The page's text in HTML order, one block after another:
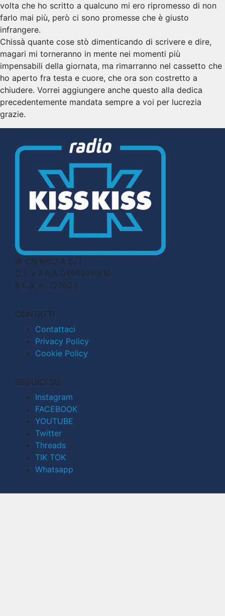
volta che ho scritto a qualcuno mi ero ripromesso di non
farlo mai più, però ci sono promesse che è giusto
infrangere.
Chissà quante cose stò dimenticando di scrivere e dire,
magari mi torneranno in mente nei momenti più
impensabili della giornata, ma rimarranno nel cassetto che
ho aperto fra testa e cuore, che ora son costretto a
chiudere. Vorrei aggiungere anche questo alla dedica
precedentemente mandata sempre a voi per lucrezia
grazie.
© CN MEDIA S.r.l.
C.F. e P.IVA 04998911210
R.E.A. n. 727803
CONTATTI
Contattaci
Privacy Policy
Cookie Policy
SEGUICI SU
Instagram
FACEBOOK
YOUTUBE
Twitter
Threads
TIK TOK
Whatsapp